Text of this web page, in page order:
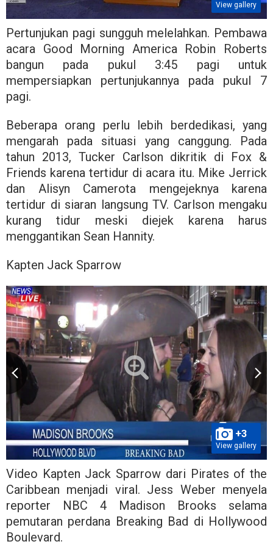
View gallery
Pertunjukan pagi sungguh melelahkan. Pembawa
acara Good Morning America Robin Roberts
bangun pada pukul 3:45 pagi untuk
mempersiapkan pertunjukannya pada pukul 7
pagi.
Beberapa orang perlu lebih berdedikasi, yang
mengarah pada situasi yang canggung. Pada
tahun 2013, Tucker Carlson dikritik di Fox &
Friends karena tertidur di acara itu. Mike Jerrick
dan Alisyn Camerota mengejeknya karena
tertidur di siaran langsung TV. Carlson mengaku
kurang tidur meski diejek karena harus
menggantikan Sean Hannity.
Kapten Jack Sparrow
+3
View gallery
Video Kapten Jack Sparrow dari Pirates of the
Caribbean menjadi viral. Jess Weber menyela
reporter NBC 4 Madison Brooks selama
pemutaran perdana Breaking Bad di Hollywood
Boulevard.